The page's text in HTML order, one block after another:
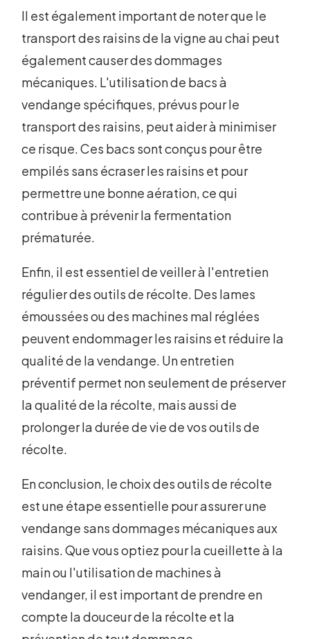
Il est également important de noter que le
transport des raisins de la vigne au chai peut
également causer des dommages
mécaniques. L'utilisation de bacs à
vendange spécifiques, prévus pour le
transport des raisins, peut aider à minimiser
ce risque. Ces bacs sont conçus pour être
empilés sans écraser les raisins et pour
permettre une bonne aération, ce qui
contribue à prévenir la fermentation
prématurée.
Enfin, il est essentiel de veiller à l'entretien
régulier des outils de récolte. Des lames
émoussées ou des machines mal réglées
peuvent endommager les raisins et réduire la
qualité de la vendange. Un entretien
préventif permet non seulement de préserver
la qualité de la récolte, mais aussi de
prolonger la durée de vie de vos outils de
récolte.
En conclusion, le choix des outils de récolte
est une étape essentielle pour assurer une
vendange sans dommages mécaniques aux
raisins. Que vous optiez pour la cueillette à la
main ou l'utilisation de machines à
vendanger, il est important de prendre en
compte la douceur de la récolte et la